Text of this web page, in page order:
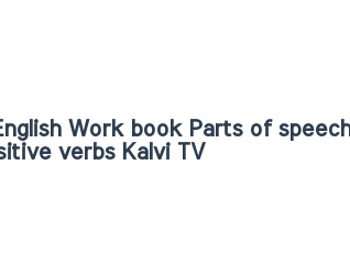
Work book Parts of
verbs Kalvi TV